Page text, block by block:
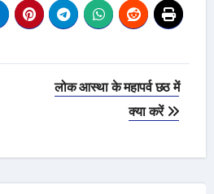
लोक आस्था के महापर्व छठ में
क्या करें